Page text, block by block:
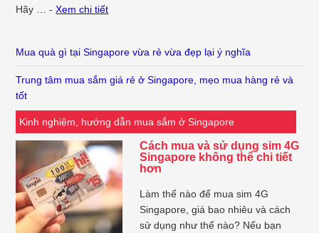
Hãy … -Xem chi tiết
Mua quà gì tại Singapore vừa rẻ vừa đẹp lại ý nghĩa
Trung tâm mua sắm giá rẻ ở Singapore, mẹo mua hàng rẻ và
tốt
Kinh nghiệm, hướng dẫn mua sắm ở Singapore
Cách mua và sử dụng sim 4G
Singapore không thể chi tiết
hơn
Làm thế nào để mua sim 4G
Singapore, giá bao nhiêu và cách
sử dụng như thế nào? Nếu bạn